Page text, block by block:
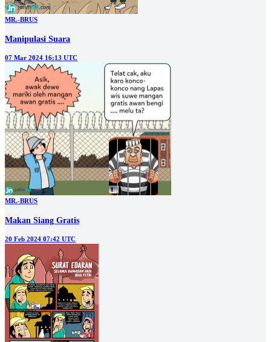
MR.-BRUS
Manipulasi Suara
07 Mar 2024 16:13 UTC
MR.-BRUS
Makan Siang Gratis
20 Feb 2024 07:42 UTC